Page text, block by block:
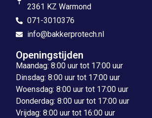
2361 KZ Warmond
071-3010376
info@bakkerprotech.nl
Openingstijden
Maandag: 8:00 uur tot 17:00 uur
Dinsdag: 8:00 uur tot 17:00 uur
Woensdag: 8:00 uur tot 17:00 uur
Donderdag: 8:00 uur tot 17:00 uur
Vrijdag: 8:00 uur tot 16:00 uur